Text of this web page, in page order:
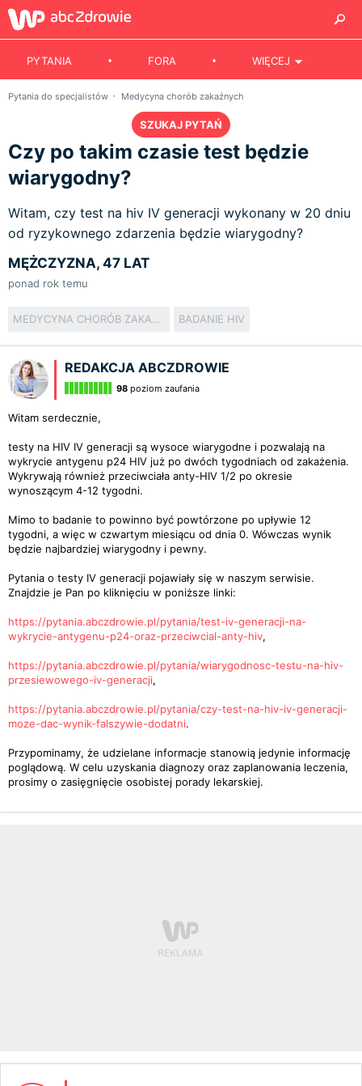
PYTANIA FORA WIĘCEJ
Pytania do specjalistów Medycyna chorób zakaźnych
SZUKAJ PYTAŃ
Czy po takim czasie test będzie
wiarygodny?
Witam, czy test na hiv IV generacji wykonany w 20 dniu
od ryzykownego zdarzenia będzie wiarygodny?
MĘŻCZYZNA, 47 LAT
ponad rok temu
MEDYCYNA CHORÓB ZAKAŹNYCH BADANIE HIV
REDAKCJA ABCZDROWIE
98 poziom zaufania
Witam serdecznie,
testy na HIV IV generacji są wysoce wiarygodne i pozwalają na
wykrycie antygenu p24 HIV już po dwóch tygodniach od zakażenia.
Wykrywają również przeciwciała anty-HIV 1/2 po okresie
wynoszącym 4-12 tygodni.
Mimo to badanie to powinno być powtórzone po upływie 12
tygodni, a więc w czwartym miesiącu od dnia 0. Wówczas wynik
będzie najbardziej wiarygodny i pewny.
Pytania o testy IV generacji pojawiały się w naszym serwisie.
Znajdzie je Pan po kliknięciu w poniższe linki:
https://pytania.abczdrowie.pl/pytania/test-iv-generacji-na-
wykrycie-antygenu-p24-oraz-przeciwcial-anty-hiv,
https://pytania.abczdrowie.pl/pytania/wiarygodnosc-testu-na-hiv-
przesiewowego-iv-generacji,
https://pytania.abczdrowie.pl/pytania/czy-test-na-hiv-iv-generacji-
moze-dac-wynik-falszywie-dodatni.
Przypominamy, że udzielane informacje stanowią jedynie informację
poglądową. W celu uzyskania diagnozy oraz zaplanowania leczenia,
prosimy o zasięgnięcie osobistej porady lekarskiej.